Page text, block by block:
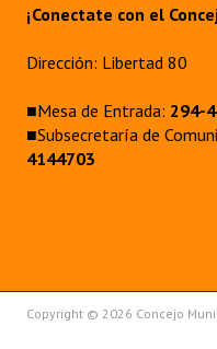
¡Conectate con el
Dirección: Libertad 80
■Mesa de Entrada: 294-
■Subsecretaría de
4144703
Copyright © 2026 Concejo